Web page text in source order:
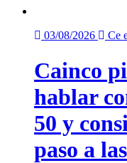
03/08/2026 Ce
Cainco
hablar
50 y
paso a